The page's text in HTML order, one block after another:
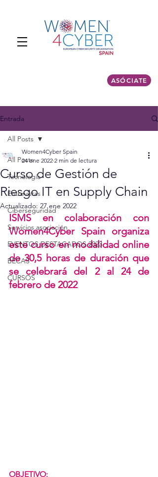
ASÓCIATE
Entrada
All Posts
Tecnología
Entrevistas
Ciberseguridad
Servicios asociación
EVENTOS DESTACADOS 2023
BECAS
CURSOS
All Posts
Curso de Gestión de
Riesgo IT en Supply Chain
Women4Cyber Spain
24 ene 2022 2 min de lectura
Actualizado: 27 ene 2022
ISMS en colaboración con
Women4Cyber Spain organiza
este curso en modalidad online
de 30,5 horas de duración que
se celebrará del 2 al 24 de
febrero de 2022
OBJETIVO: